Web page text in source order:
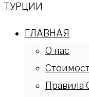
ТУРЦИИ
ГЛАВНАЯ
О нас
Правила